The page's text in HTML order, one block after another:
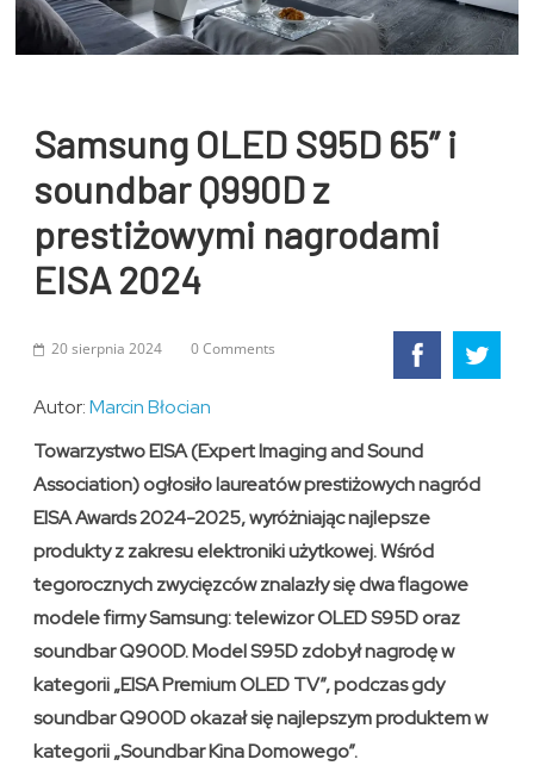
Samsung OLED S95D 65” i
soundbar Q990D z
prestiżowymi nagrodami
EISA 2024
20 sierpnia 2024 0 Comments
Autor:Marcin Błocian
Towarzystwo EISA (Expert Imaging and Sound
Association) ogłosiło laureatów prestiżowych nagród
EISA Awards 2024-2025, wyróżniając najlepsze
produkty z zakresu elektroniki użytkowej. Wśród
tegorocznych zwycięzców znalazły się dwa flagowe
modele firmy Samsung: telewizor OLED S95D oraz
soundbar Q900D. Model S95D zdobył nagrodę w
kategorii „EISA Premium OLED TV”, podczas gdy
soundbar Q900D okazał się najlepszym produktem w
kategorii „Soundbar Kina Domowego”.